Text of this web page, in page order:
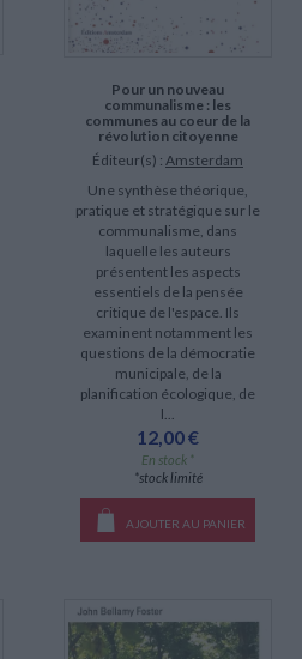
Pour un nouveau
communalisme : les
communes au coeur de la
révolution citoyenne
Éditeur(s) : Amsterdam
Une synthèse théorique,
pratique et stratégique sur le
communalisme, dans
laquelle les auteurs
présentent les aspects
essentiels de la pensée
critique de l'espace. Ils
examinent notamment les
questions de la démocratie
municipale, de la
planification écologique, de
l...
12,00 €
En stock *
*stock limité
AJOUTER AU PANIER